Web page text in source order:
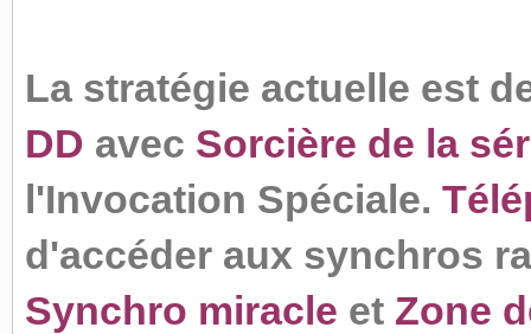
La stratégie actuelle est
DD avec Sorcière de la
l'Invocation Spéciale.
d'accéder aux synchros
Synchro miracle et Zone